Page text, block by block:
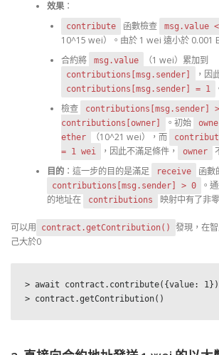
效果：
contribute 函數檢查 msg.value
10^15 wei）。由於 1 wei 遠小於 0.001
合約將
msg.value （1 wei）累加到
contributions[msg.sender] ，因
contributions[msg.sender] = 1
檢查
contributions[msg.sender] >
contributions[owner]
。初始
ether
（10^21 wei），而
= 1 wei
，因此不滿足條件， owner
目的：這一步的目的是滿足 receive 函數
contributions[msg.sender] > 0
。
的地址在
contributions 映射中有了非
可以用 contract.getContribution()
發現，在
己大於0
> await contract.contribute({value: 1})
> contract.getContribution()